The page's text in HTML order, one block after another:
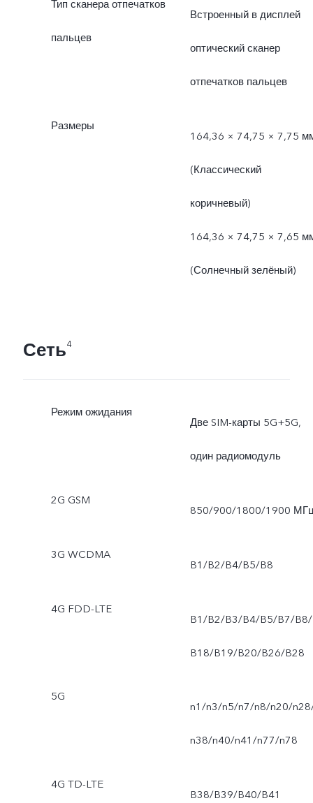
Тип сканера отпечатков
пальцев
Встроенный в дисплей
оптический сканер
отпечатков пальцев
Размеры
164,36 × 74,75 × 7,75
(Классический
коричневый)
164,36 × 74,75 × 7,65
(Солнечный зелёный)
Сеть4
Режим ожидания
Две SIM-карты 5G+5G,
один радиомодуль
2G GSM
850/900/1800/1900
3G WCDMA
B1/B2/B4/B5/B8
4G FDD-LTE
B1/B2/B3/B4/B5/B7/B8/
B18/B19/B20/B26/B28
5G
n1/n3/n5/n7/n8/n20/
n38/n40/n41/n77/n78
4G TD-LTE
B38/B39/B40/B41